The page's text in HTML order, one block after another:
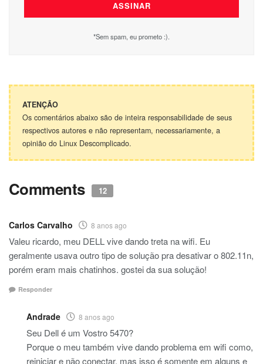
*Sem spam, eu prometo :).
ATENÇÃO
Os comentários abaixo são de inteira responsabilidade de seus
respectivos autores e não representam, necessariamente, a
opinião do Linux Descomplicado.
Comments 12
Carlos Carvalho 8 anos ago
Valeu ricardo, meu DELL vive dando treta na wifi. Eu
geralmente usava outro tipo de solução pra desativar o 802.11n,
porém eram mais chatinhos. gostei da sua solução!
Responder
Andrade 8 anos ago
Seu Dell é um Vostro 5470?
Porque o meu também vive dando problema em wifi como,
reiniciar e não conectar, mas isso é somente em alguns e